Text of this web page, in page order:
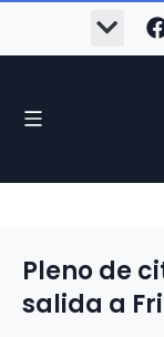
Pleno de
salida a